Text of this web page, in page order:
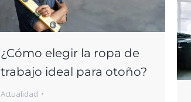
¿Cómo elegir la ropa de
trabajo ideal para otoño?
Actualidad